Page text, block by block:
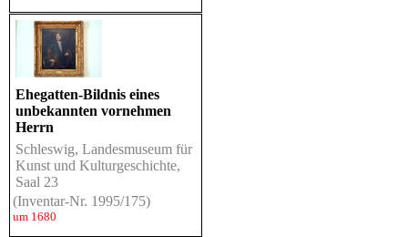
Ehegatten-Bildnis eines
unbekannten vornehmen
Herrn
Schleswig, Landesmuseum für
Kunst und Kulturgeschichte,
Saal 23
(Inventar-Nr. 1995/175)
um 1680